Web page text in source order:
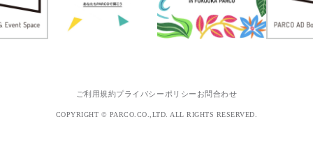
ご利用規約プライバシーポリシー お問合わせ
COPYRIGHT © PARCO.CO.,LTD. ALL RIGHTS RESERVED.